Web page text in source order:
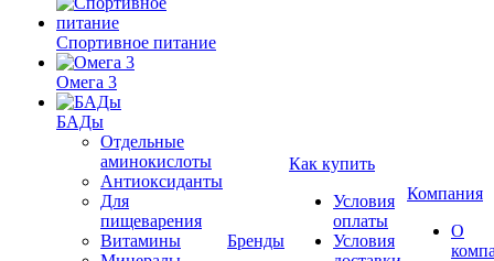
Спортивное питание
Омега 3
БАДы
Отдельные
аминокислоты
Антиоксиданты
Для
пищеварения
Витамины
Бренды
Как купить
Условия
оплаты
Условия
Компания
О